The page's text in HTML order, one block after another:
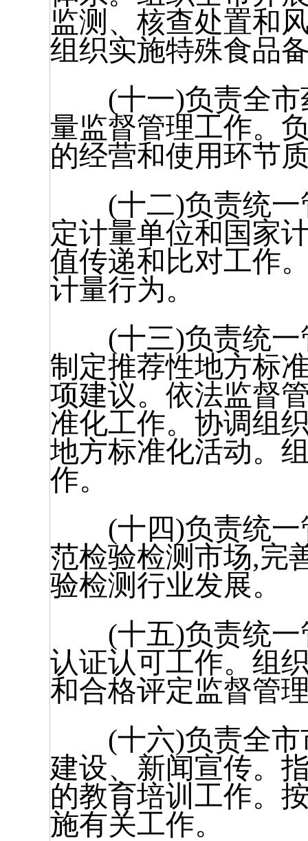
监测、核查处置和
组织实施特殊食品
(十一)负责全市
量监督管理工作。
的经营和使用环节
(十二)负责统一
定计量单位和国家
值传递和比对工作
计量行为。
(十三)负责统一
制定推荐性地方标
项建议。依法监督
准化工作。协调组
地方标准化活动。
作。
(十四)负责统一
范检验检测市场,完
验检测行业发展。
(十五)负责统一
认证认可工作。组
和合格评定监督管
(十六)负责全市
建设、新闻宣传。
的教育培训工作。
施有关工作。